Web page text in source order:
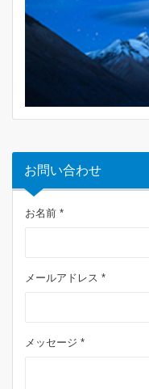
お問い合わせ
お名前 *
メールアドレス *
メッセージ *